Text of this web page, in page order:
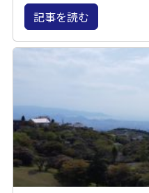
記事を読む